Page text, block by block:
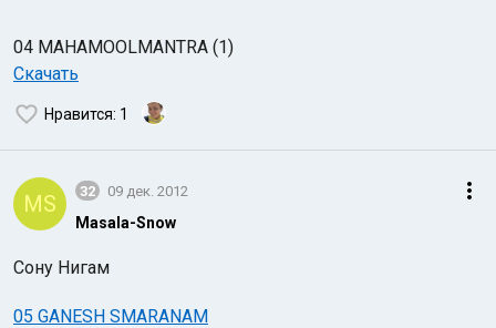
04 MAHAMOOLMANTRA (1)
Скачать
Нравится: 1
MS 32 09 дек. 2012
Masala-Snow
Сону Нигам
05 GANESH SMARANAM